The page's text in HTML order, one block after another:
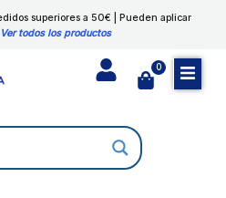
superiores a 50€ | Pueden aplicar
Ver todos los productos
0
Cart